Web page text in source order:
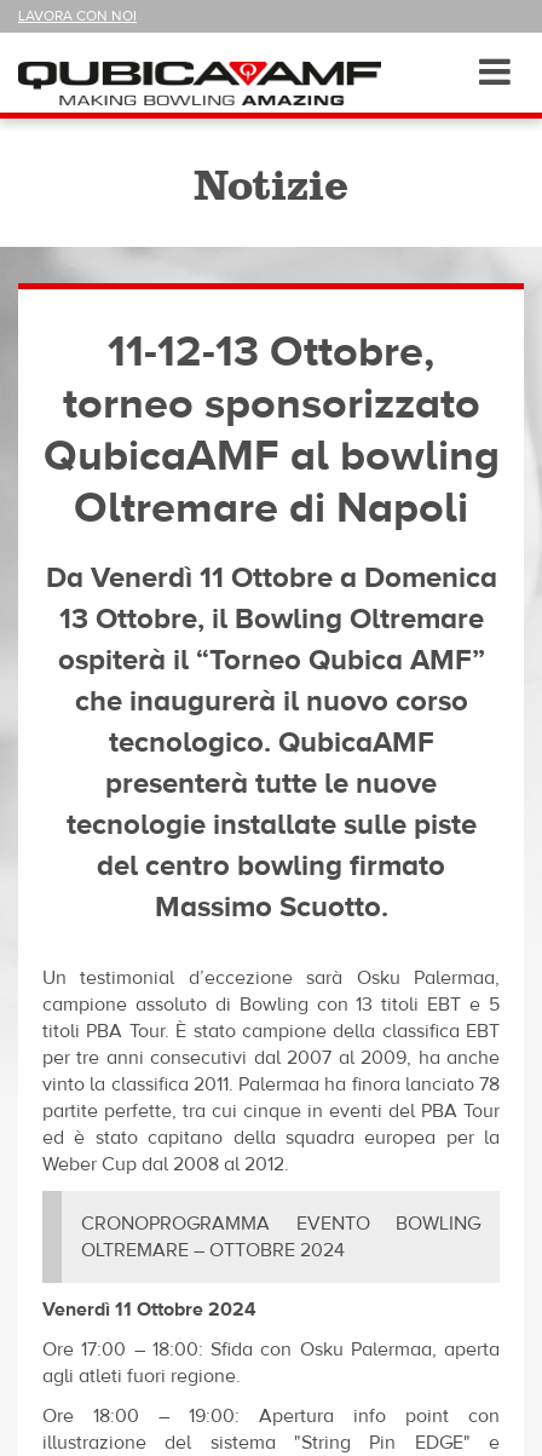
LAVORA CON NOI
SU
Sezioni
Notizie
11-12-13 Ottobre,
torneo sponsorizzato
QubicaAMF al bowling
Oltremare di Napoli
Da Venerdì 11 Ottobre a Domenica
13 Ottobre, il Bowling Oltremare
ospiterà il “Torneo Qubica AMF”
che inaugurerà il nuovo corso
tecnologico. QubicaAMF
presenterà tutte le nuove
tecnologie installate sulle piste
del centro bowling firmato
Massimo Scuotto.
Un testimonial d’eccezione sarà Osku Palermaa,
campione assoluto di Bowling con 13 titoli EBT e 5
titoli PBA Tour. È stato campione della classifica EBT
per tre anni consecutivi dal 2007 al 2009, ha anche
vinto la classifica 2011. Palermaa ha finora lanciato 78
partite perfette, tra cui cinque in eventi del PBA Tour
ed è stato capitano della squadra europea per la
Weber Cup dal 2008 al 2012.
CRONOPROGRAMMA EVENTO BOWLING
OLTREMARE – OTTOBRE 2024
Venerdì 11 Ottobre 2024
Ore 17:00 – 18:00: Sfida con Osku Palermaa, aperta
agli atleti fuori regione.
Ore 18:00 – 19:00: Apertura info point con
illustrazione del sistema "String Pin EDGE" e